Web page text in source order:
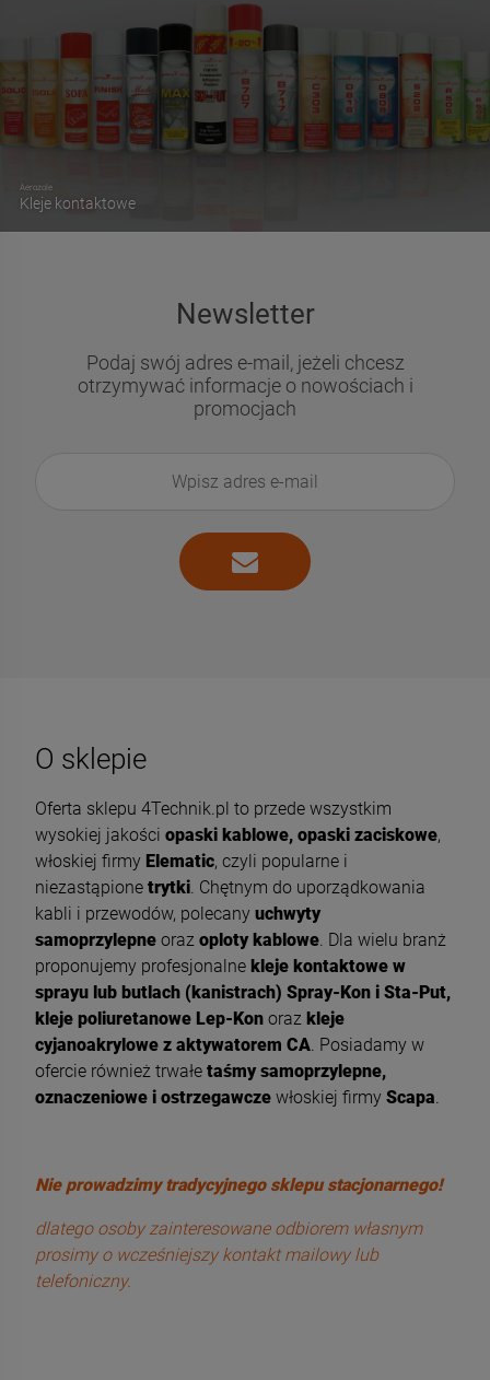
Aerozole
Kleje kontaktowe
Newsletter
Podaj swój adres e-mail, jeżeli chcesz
otrzymywać informacje o nowościach i
promocjach
O sklepie
Oferta sklepu 4Technik.pl to przede wszystkim
wysokiej jakości opaski kablowe, opaski zaciskowe,
włoskiej firmy Elematic, czyli popularne i
niezastąpione trytki . Chętnym do uporządkowania
kabli i przewodów, polecany uchwyty
samoprzylepne oraz oploty kablowe . Dla wielu branż
proponujemy profesjonalne kleje kontaktowe w
sprayu lub butlach (kanistrach) Spray-Kon i Sta-Put,
kleje poliuretanowe Lep-Kon oraz kleje
cyjanoakrylowe z aktywatorem CA . Posiadamy w
ofercie również trwałe taśmy samoprzylepne,
oznaczeniowe i ostrzegawcze włoskiej firmy Scapa
Nie prowadzimy tradycyjnego sklepu stacjonarnego!
dlatego osoby zainteresowane odbiorem własnym
prosimy o wcześniejszy kontakt mailowy lub
telefoniczny.